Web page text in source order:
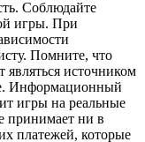
Соблюдайте
игры. При
Помните, что
являться источником
Информационный
игры на реальные
принимает ни в
платежей, которые